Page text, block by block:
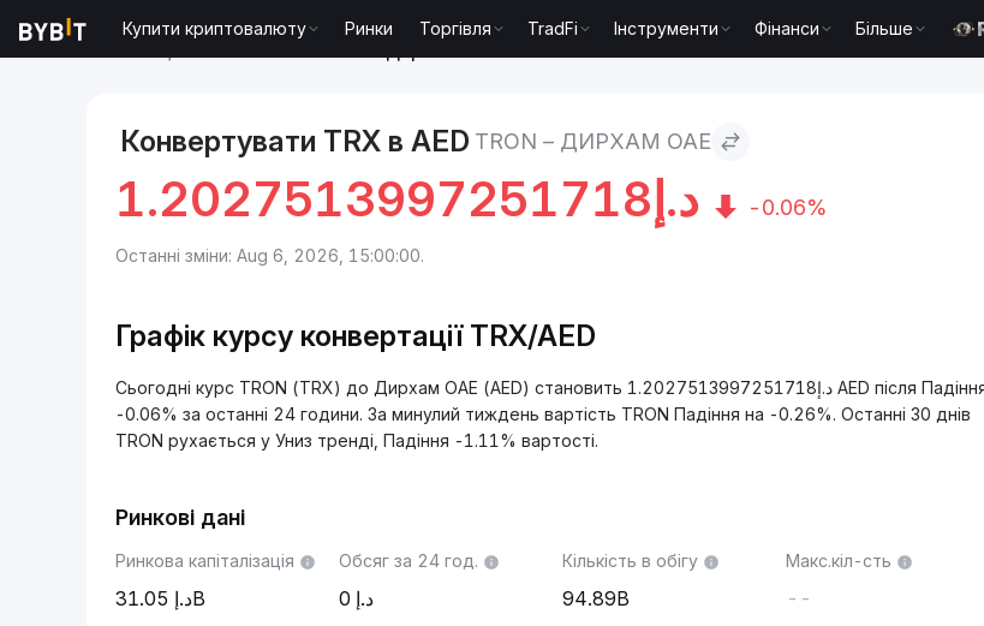
Купити криптовалюту Ринки Торгівля TradFi Інструменти Фінанси Більше
Конвертувати TRX в AED TRON – ДИРХАМ ОАЕ
د.إ 1.2027513997251718 -0.06%
Останні зміни: Aug 6, 2026, 15:00:00.
Графік курсу конвертації TRX/AED
Сьогодні курс TRON (TRX) до Дирхам ОАЕ (AED) становить د.إ1.2027513997251718 AED після Падіння
-0.06% за останні 24 години. За минулий тиждень вартість TRON Падіння на -0.26%. Останні 30 днів
TRON рухається у Униз тренді, Падіння -1.11% вартості.
Ринкові дані
Ринкова капіталізація
31.05B
Обсяг за 24 год.
0
Кількість в обігу
94.89B
Макс.кіл-сть
--